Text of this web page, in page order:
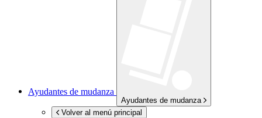
Ayudantes de mudanza
Ayudantes de mudanza
Volver al menú principal